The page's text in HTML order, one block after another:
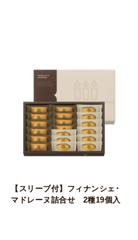
【スリーブ付】フィナンシェ･
マドレーヌ詰合せ 2種19個入